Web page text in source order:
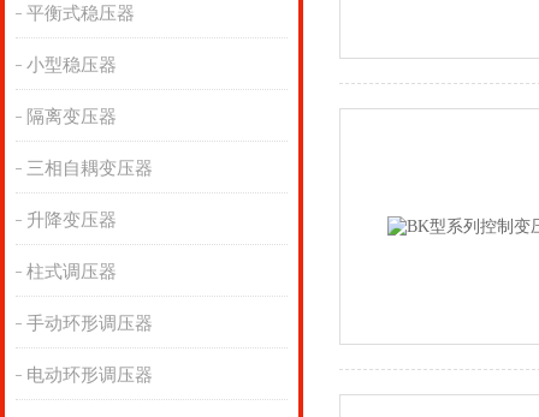
平衡式稳压器
小型稳压器
隔离变压器
三相自耦变压器
升降变压器
柱式调压器
手动环形调压器
电动环形调压器